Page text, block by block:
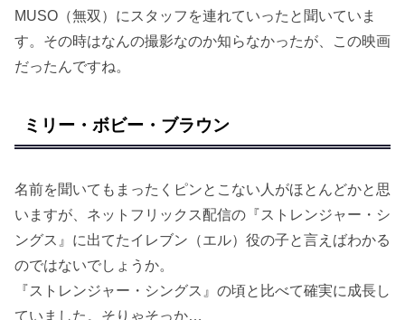
MUSO（無双）にスタッフを連れていったと聞いていま
す。その時はなんの撮影なのか知らなかったが、この映画
だったんですね。
ミリー・ボビー・ブラウン
名前を聞いてもまったくピンとこない人がほとんどかと思
いますが、ネットフリックス配信の『ストレンジャー・シ
ングス』に出てたイレブン（エル）役の子と言えばわかる
のではないでしょうか。
『ストレンジャー・シングス』の頃と比べて確実に成長し
ていました。そりゃそっか…